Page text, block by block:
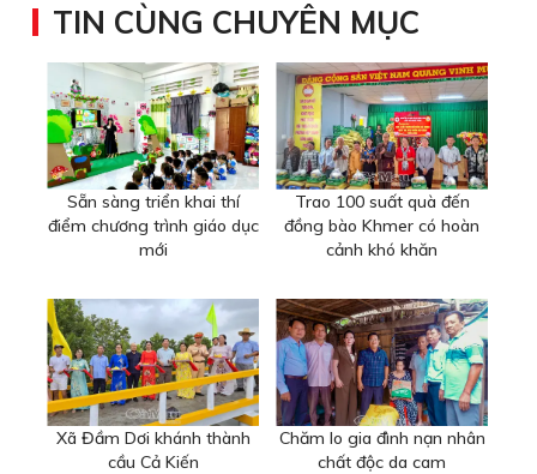
TIN CÙNG CHUYÊN MỤC
Sẵn sàng triển khai thí
điểm chương trình giáo dục
mới
Trao 100 suất quà đến
đồng bào Khmer có hoàn
cảnh khó khăn
Xã Đầm Dơi khánh thành
cầu Cả Kiến
Chăm lo gia đình nạn nhân
chất độc da cam